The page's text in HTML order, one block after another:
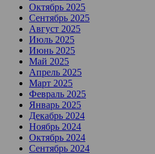
Октябрь 2025
Сентябрь 2025
Август 2025
Июль 2025
Июнь 2025
Май 2025
Апрель 2025
Март 2025
Февраль 2025
Январь 2025
Декабрь 2024
Ноябрь 2024
Октябрь 2024
Сентябрь 2024